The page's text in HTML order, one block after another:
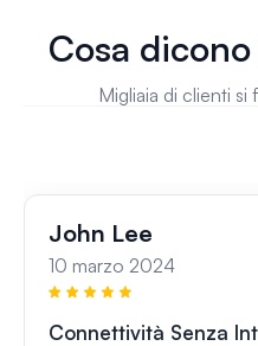
Cosa
Migliaia di clienti si
John Lee
10 marzo 2024
Connettività Senza